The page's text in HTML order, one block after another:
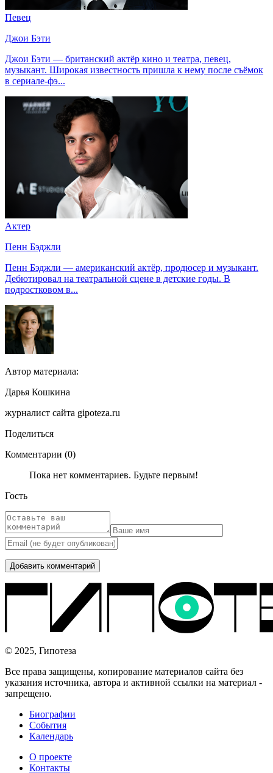
Певец
Джои Бэти
Джои Бэти — британский актёр кино и театра, певец,
музыкант. Широкая известность пришла к нему после съёмок
в сериале-фэ...
Актер
Пенн Бэджли
Пенн Бэджли — американский актёр, продюсер и музыкант.
Дебютировал на театральной сцене в детские годы. В
подростковом в...
Автор материала:
Дарья Кошкина
журналист сайта gipoteza.ru
Поделиться
Комментарии (0)
Пока нет комментариев. Будьте первым!
Гость
© 2025, Гипотеза
Все права защищены, копирование материалов сайта без
указания источника, автора и активной ссылки на материал -
запрещено.
Биографии
События
Календарь
О проекте
Контакты